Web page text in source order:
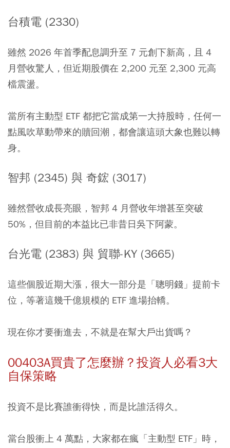
台積電 (2330)
雖然 2026 年首季配息調升至 7 元創下新高，且 4
月營收驚人，但近期股價在 2,200 元至 2,300 元高
檔震盪。
當所有主動型 ETF 都把它當成第一大持股時，任何一
點風吹草動帶來的贖回潮，都會讓這頭大象也難以轉
身。
智邦 (2345) 與 奇鋐 (3017)
雖然營收成長亮眼，智邦 4 月營收年增甚至突破
50%，但目前的本益比已非昔日吳下阿蒙。
台光電 (2383) 與 貿聯-KY (3665)
這些個股近期大漲，很大一部分是「聰明錢」提前卡
位，等著這幾千億規模的 ETF 進場抬轎。
現在你才要衝進去，不就是在幫大戶出貨嗎？
00403A買貴了怎麼辦？投資人必看3大
自保策略
投資不是比賽誰衝得快，而是比誰活得久。
當台股衝上 4 萬點，大家都在瘋「主動型 ETF」時，